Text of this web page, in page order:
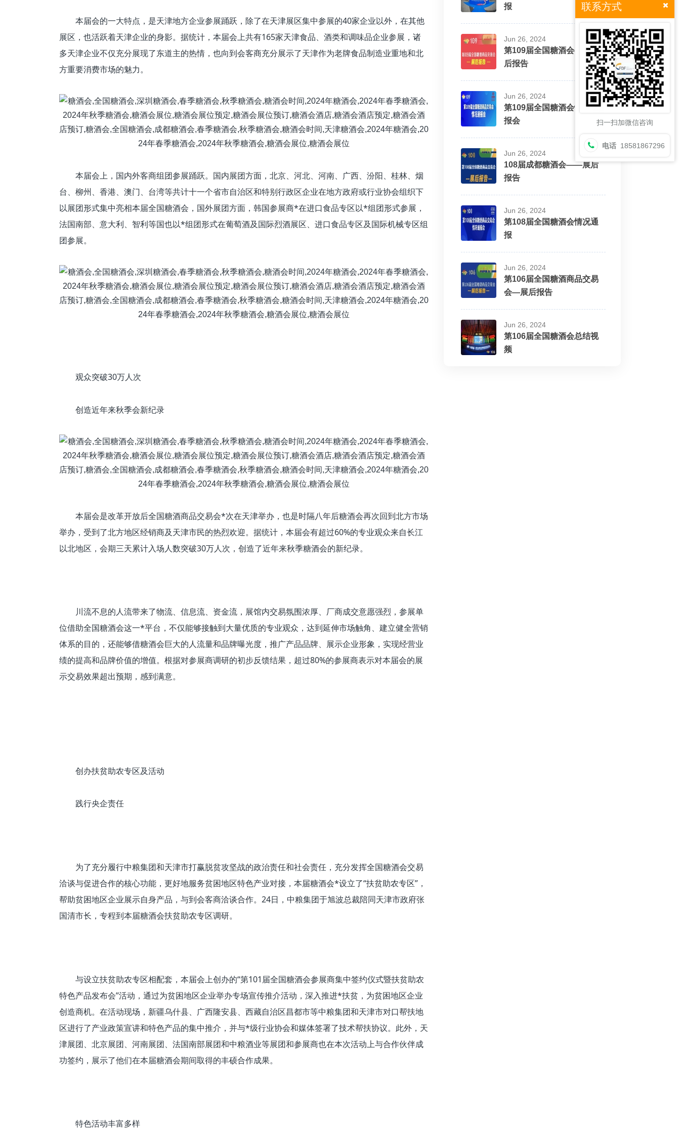
本届会的一大特点，是天津地方企业参展踊跃，除了在天津展区集中参展的40家企业以外，在其他
展区，也活跃着天津企业的身影。据统计，本届会上共有165家天津食品、酒类和调味品企业参展，诸
多天津企业不仅充分展现了东道主的热情，也向到会客商充分展示了天津作为老牌食品制造业重地和北
方重要消费市场的魅力。
本届会上，国内外客商组团参展踊跃。国内展团方面，北京、河北、河南、广西、汾阳、桂林、烟
台、柳州、香港、澳门、台湾等共计十一个省市自治区和特别行政区企业在地方政府或行业协会组织下
以展团形式集中亮相本届全国糖酒会，国外展团方面，韩国参展商*在进口食品专区以*组团形式参展，
法国南部、意大利、智利等国也以*组团形式在葡萄酒及国际烈酒展区、进口食品专区及国际机械专区组
团参展。
观众突破30万人次
创造近年来秋季会新纪录
本届会是改革开放后全国糖酒商品交易会*次在天津举办，也是时隔八年后糖酒会再次回到北方市场
举办，受到了北方地区经销商及天津市民的热烈欢迎。据统计，本届会有超过60%的专业观众来自长江
以北地区，会期三天累计入场人数突破30万人次，创造了近年来秋季糖酒会的新纪录。
川流不息的人流带来了物流、信息流、资金流，展馆内交易氛围浓厚、厂商成交意愿强烈，参展单
位借助全国糖酒会这一*平台，不仅能够接触到大量优质的专业观众，达到延伸市场触角、建立健全营销
体系的目的，还能够借糖酒会巨大的人流量和品牌曝光度，推广产品品牌、展示企业形象，实现经营业
绩的提高和品牌价值的增值。根据对参展商调研的初步反馈结果，超过80%的参展商表示对本届会的展
示交易效果超出预期，感到满意。
创办扶贫助农专区及活动
践行央企责任
为了充分履行中粮集团和天津市打赢脱贫攻坚战的政治责任和社会责任，充分发挥全国糖酒会交易
洽谈与促进合作的核心功能，更好地服务贫困地区特色产业对接，本届糖酒会*设立了“扶贫助农专区”，
帮助贫困地区企业展示自身产品，与到会客商洽谈合作。24日，中粮集团于旭波总裁陪同天津市政府张
国清市长，专程到本届糖酒会扶贫助农专区调研。
与设立扶贫助农专区相配套，本届会上创办的“第101届全国糖酒会参展商集中签约仪式暨扶贫助农
特色产品发布会”活动，通过为贫困地区企业举办专场宣传推介活动，深入推进*扶贫，为贫困地区企业
创造商机。在活动现场，新疆乌什县、广西隆安县、西藏自治区昌都市等中粮集团和天津市对口帮扶地
区进行了产业政策宣讲和特色产品的集中推介，并与*级行业协会和媒体签署了技术帮扶协议。此外，天
津展团、北京展团、河南展团、法国南部展团和中粮酒业等展团和参展商也在本次活动上与合作伙伴成
功签约，展示了他们在本届糖酒会期间取得的丰硕合作成果。
特色活动丰富多样
报
Jun 26, 2024
第109届全国糖酒会——展
后报告
Jun 26, 2024
第109届全国糖酒会情况通
报会
Jun 26, 2024
108届成都糖酒会——展后
报告
Jun 26, 2024
第108届全国糖酒会情况通
报
Jun 26, 2024
第106届全国糖酒商品交易
会—展后报告
Jun 26, 2024
第106届全国糖酒会总结视
频
联系方式
扫一扫加微信咨询
电话 18581867296